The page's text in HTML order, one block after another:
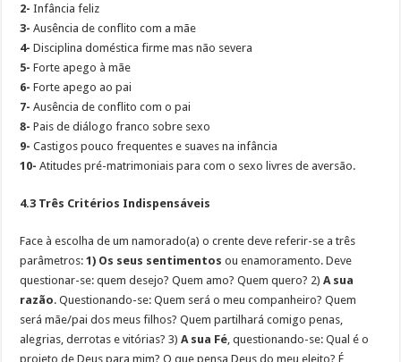
2- Infância feliz
3- Ausência de conflito com a mãe
4- Disciplina doméstica firme mas não severa
5- Forte apego à mãe
6- Forte apego ao pai
7- Ausência de conflito com o pai
8- Pais de diálogo franco sobre sexo
9- Castigos pouco frequentes e suaves na infância
10- Atitudes pré-matrimoniais para com o sexo livres de aversão.
4.3 Três Critérios Indispensáveis
Face à escolha de um namorado(a) o crente deve referir-se a três
parâmetros:1) Os seus sentimentos ou enamoramento. Deve
questionar-se: quem desejo? Quem amo? Quem quero? 2)A sua
razão. Questionando-se: Quem será o meu companheiro? Quem
será mãe/pai dos meus filhos? Quem partilhará comigo penas,
alegrias, derrotas e vitórias? 3)A sua Fé , questionando-se: Qual é o
projeto de Deus para mim? O que pensa Deus do meu eleito? É